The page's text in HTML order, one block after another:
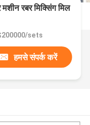
रबर मिक्सिंग मिल
sets
हमसे संपर्क करें